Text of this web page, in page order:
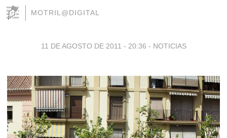
MOTRIL@DIGITAL
11 DE AGOSTO DE 2011 - 20:36 - NOTICIAS